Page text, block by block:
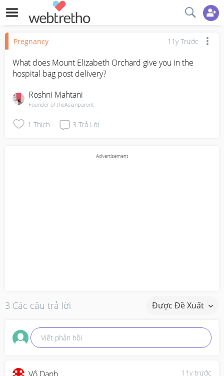
Pregnancy 11y Trước
What does Mount Elizabeth Orchard give you in the
hospital bag post delivery?
Roshni Mahtani
Founder of theAsianparent
1 Thích 3 Trả Lời
3 Các câu trả lời Được Đề Xuất
Viết phản hồi
11y trước